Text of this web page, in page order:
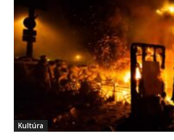
Kultúra